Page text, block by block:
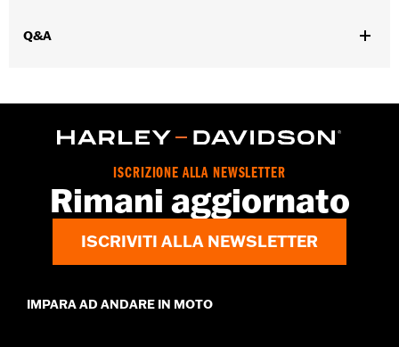
Contenuto della confezione:
Cavo con lucchetto, estremità
può provocare lesioni gravi o morte.
Il servizio di registrazione e sostituzione “KEY SAFE”
viene fornito dalla ditta produttrice del lucchetto. Le
Q&A
ISCRIZIONE ALLA NEWSLETTER
Rimani aggiornato
ISCRIVITI ALLA NEWSLETTER
IMPARA AD ANDARE IN MOTO